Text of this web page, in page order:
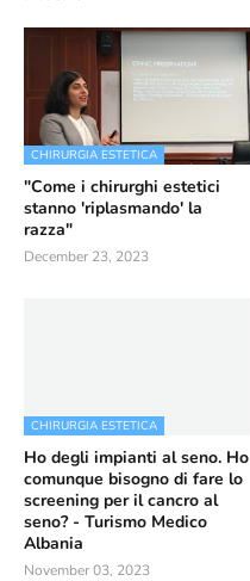
CHIRURGIA ESTETICA
"Come i chirurghi estetici
stanno 'riplasmando' la
razza"
December 23, 2023
CHIRURGIA ESTETICA
Ho degli impianti al seno. Ho
comunque bisogno di fare lo
screening per il cancro al
seno? - Turismo Medico
Albania
November 03, 2023